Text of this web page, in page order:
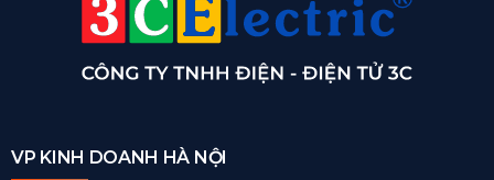
VP KINH DOANH HÀ NỘI